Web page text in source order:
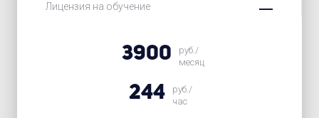
Лицензия на обучение
3900
руб./
месяц
244
руб./
час